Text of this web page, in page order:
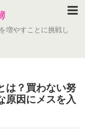
増やすことに挑戦し
は？買わない努
原因にメスを入